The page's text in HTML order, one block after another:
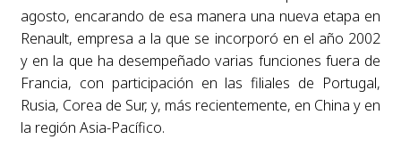
agosto, encarando de esa manera una nueva etapa en
Renault, empresa a la que se incorporó en el año 2002
y en la que ha desempeñado varias funciones fuera de
Francia, con participación en las filiales de Portugal,
Rusia, Corea de Sur, y, más recientemente, en China y en
la región Asia-Pacífico.